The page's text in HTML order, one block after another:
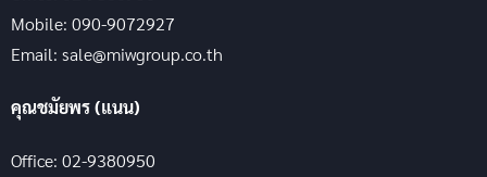
Mobile: 090-9072927
Email: sale@miwgroup.co.th
คุณชมัยพร (แนน)
Office: 02-9380950